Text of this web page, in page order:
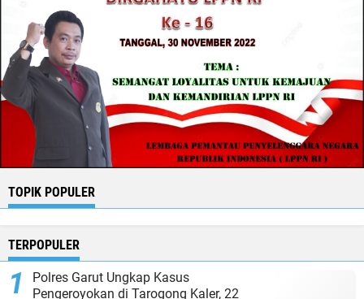
TOPIK POPULER
TERPOPULER
Polres Garut Ungkap Kasus
Pengeroyokan di Tarogong Kaler, 22